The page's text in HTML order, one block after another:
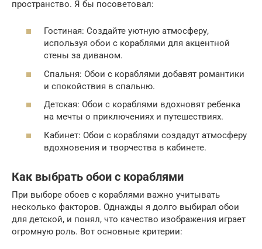
пространство. Я бы посоветовал:
Гостиная: Создайте уютную атмосферу,
используя обои с кораблями для акцентной
стены за диваном.
Спальня: Обои с кораблями добавят романтики
и спокойствия в спальню.
Детская: Обои с кораблями вдохновят ребенка
на мечты о приключениях и путешествиях.
Кабинет: Обои с кораблями создадут атмосферу
вдохновения и творчества в кабинете.
Как выбрать обои с кораблями
При выборе обоев с кораблями важно учитывать
несколько факторов. Однажды я долго выбирал обои
для детской, и понял, что качество изображения играет
огромную роль. Вот основные критерии: